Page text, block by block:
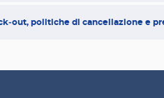
politiche di cancellazione e